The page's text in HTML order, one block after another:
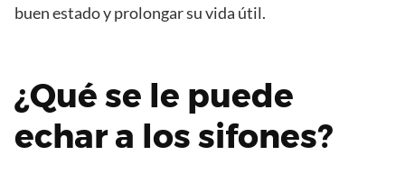
buen estado y prolongar su vida útil.
¿Qué se le puede
echar a los sifones?